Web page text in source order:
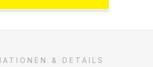
& DETAILS